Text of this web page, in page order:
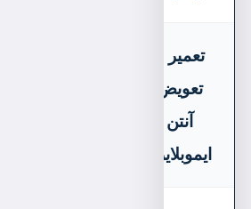
تعمیر و
تعویض
آنتن
ایموبلایزر